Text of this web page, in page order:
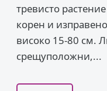
тревисто
корен и
високо 15-80 см.
срещуположни,...